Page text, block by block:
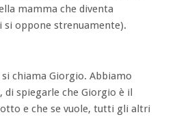
mamma che diventa
si oppone strenuamente).
chiama Giorgio. Abbiamo
spiegarle che Giorgio è il
e che se vuole, tutti gli altri